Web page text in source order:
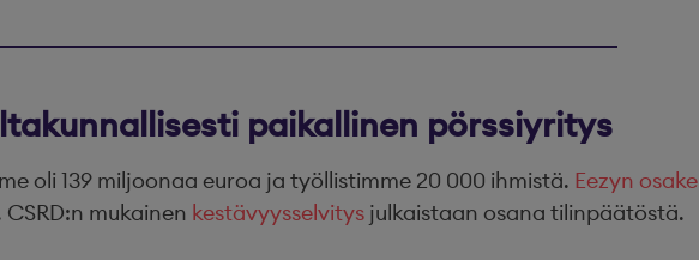
paikallinen pörssiyritys
oli 139 miljoonaa euroa ja työllistimme 20 000 ihmistä. Eezyn osake
CSRD:n mukainen kestävyysselvitysjulkaistaan osana tilinpäätöstä.